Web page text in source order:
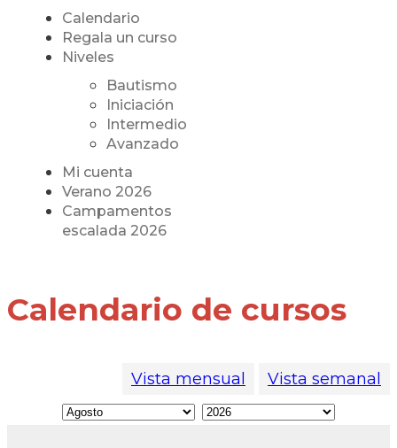
Calendario
Regala un curso
Niveles
Bautismo
Iniciación
Intermedio
Avanzado
Mi cuenta
Verano 2026
Campamentos
escalada 2026
Calendario de cursos
Vista mensual Vista semanal